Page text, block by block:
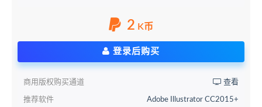
2 K币
登录后购买
商用版权购买通道 查看
推荐软件 Adobe Illustrator CC2015+